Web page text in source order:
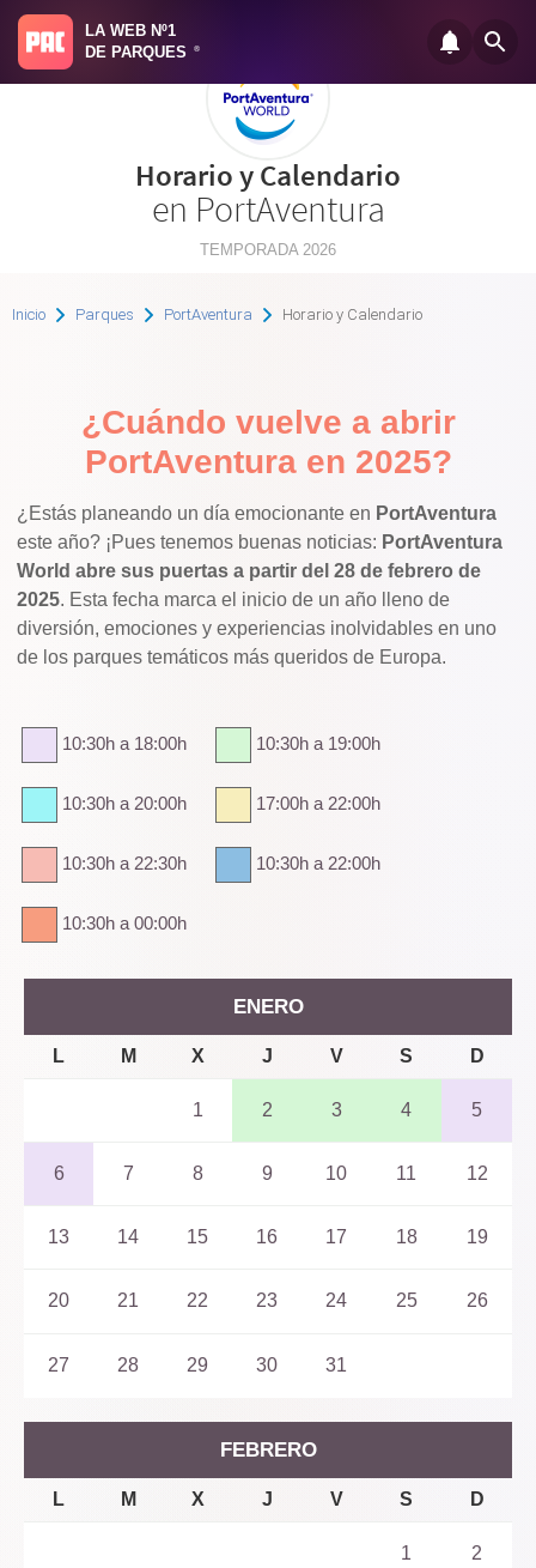
LA WEB Nº1
DE PARQUES
®
Horario y Calendario
en PortAventura
TEMPORADA 2026
Inicio Parques PortAventura Horario y Calendario
¿Cuándo vuelve a abrir
PortAventura en 2025?
¿Estás planeando un día emocionante en PortAventura
este año? ¡Pues tenemos buenas noticias: PortAventura
World abre sus puertas a partir del 28 de febrero de
2025. Esta fecha marca el inicio de un año lleno de
diversión, emociones y experiencias inolvidables en uno
de los parques temáticos más queridos de Europa.
10:30h a 18:00h 10:30h a 19:00h
10:30h a 20:00h 17:00h a 22:00h
10:30h a 22:30h 10:30h a 22:00h
10:30h a 00:00h
ENERO
L M X J V S D
1 2 3 4 5
6 7 8 9 10 11 12
13 14 15 16 17 18 19
20 21 22 23 24 25 26
27 28 29 30 31
FEBRERO
L M X J V S D
1 2